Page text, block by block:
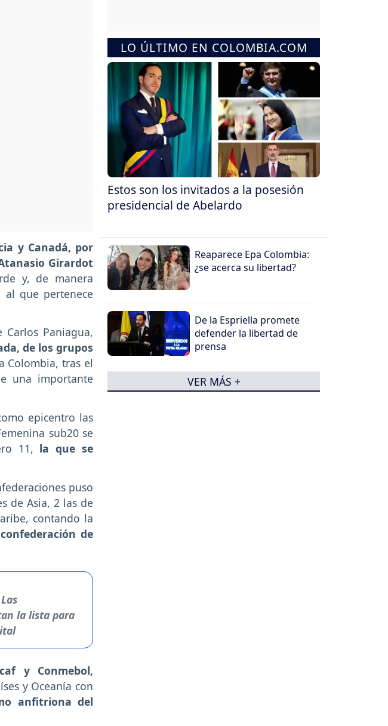
y Canadá, por
Girardot
y, de manera
al que pertenece
Paniagua,
de los grupos
Colombia, tras el
una importante
epicentro las
sub20 se
11, la que se
puso
de Asia, 2 las de
contando la
de
la lista para
y Conmebol,
y Oceanía con
anfitriona del
LO ÚLTIMO EN COLOMBIA.COM
Estos son los invitados a la posesión
presidencial de Abelardo
Reaparece Epa Colombia:
¿se acerca su libertad?
De la Espriella promete
defender la libertad de
prensa
VER MÁS +